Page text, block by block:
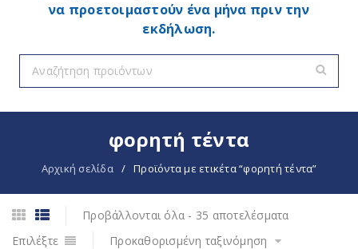
να προετοιμαστούν ένα μήνα πριν την
εκδήλωση.
φορητή τέντα
Αρχική σελίδα / Προϊόντα με ετικέτα “φορητή τέντα”
Προβάλλονται όλα - 35 αποτελέσματα
Επιλέξτε
Προκαθορισμένη ταξινόμηση